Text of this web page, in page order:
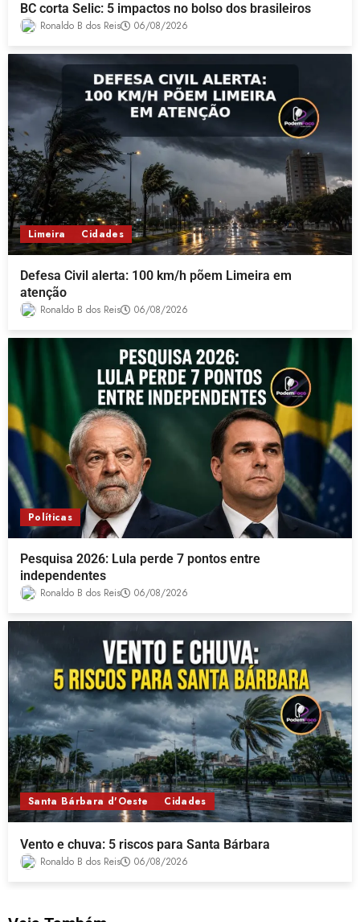
BC corta Selic: 5 impactos no bolso dos brasileiros
Ronaldo B dos Reis 06/08/2026
Limeira Cidades
Defesa Civil alerta: 100 km/h põem Limeira em
atenção
Ronaldo B dos Reis 06/08/2026
Políticas
Pesquisa 2026: Lula perde 7 pontos entre
independentes
Ronaldo B dos Reis 06/08/2026
Santa Bárbara d'Oeste Cidades
Vento e chuva: 5 riscos para Santa Bárbara
Ronaldo B dos Reis 06/08/2026